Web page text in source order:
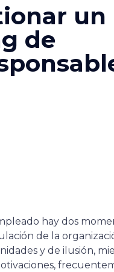
un
de
hay dos
de la
y de ilusión,